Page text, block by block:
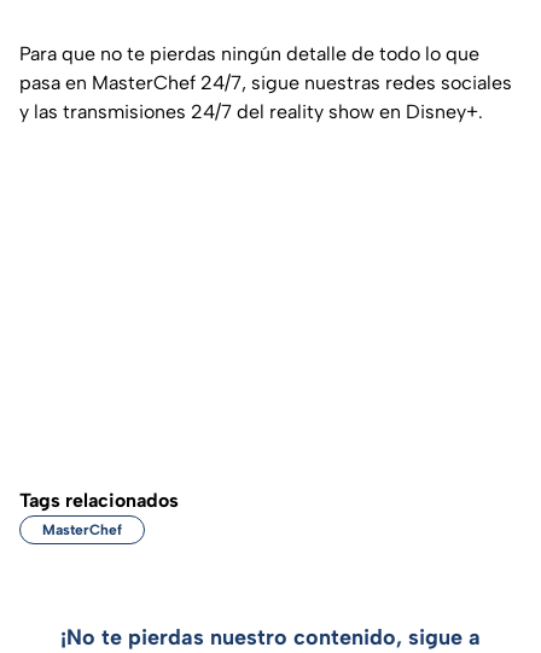
Para que no te pierdas ningún detalle de todo lo que
pasa en MasterChef 24/7, sigue nuestras redes sociales
y las transmisiones 24/7 del reality show en Disney+.
Tags relacionados
MasterChef
¡No te pierdas nuestro contenido, sigue a